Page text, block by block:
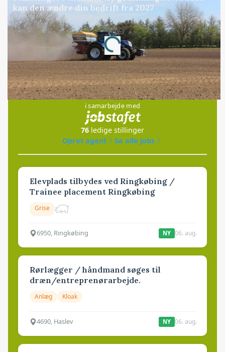
kan den ændre din bedrift fra 2027
Annonce
Loading...
Jobs
i samarbejde med
76 ledige stillinger
Opret agent
Se alle jobs
Elevplads tilbydes ved Ringkøbing /
Trainee placement Ringkøbing
Grise
6950, Ringkøbing NY 06. aug.
Rørlægger / håndmand søges til
dræn/entreprenørarbejde.
Anlæg Kloak
4690, Haslev NY 06. aug.